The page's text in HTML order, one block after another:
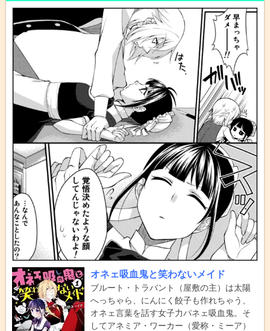
オネェ吸血鬼と笑わないメイド
ブルート・トラバント（屋敷の主）は太陽
へっちゃら、にんにく餃子も作れちゃう、
オネェ言葉を話す女子力パネェ吸血鬼。そ
してアネミア・ワーカー（愛称・ミーア）